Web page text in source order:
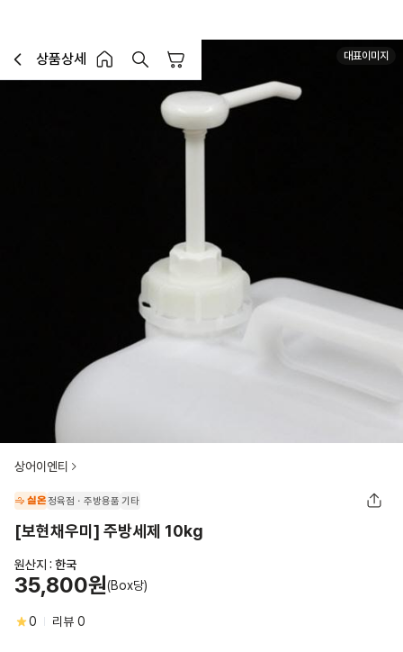
이전페이지로 이동
상품상세
홈 버튼홈 장바구니
대표이미지
상어이엔티
실온정육점ㆍ주방용품 기타
[보현채우미] 주방세제 10kg
원산지 : 한국
35,800원(Box당)
0 리뷰 0